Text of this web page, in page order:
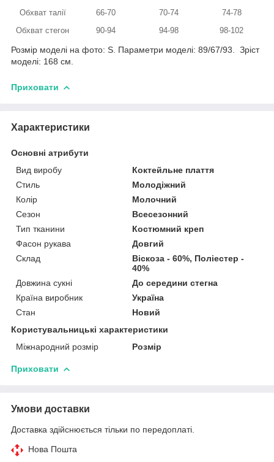
Обхват талії
66-70 70-74
74-78
Обхват стегон
90-94 94-98 98-102
Розмір моделі на фото: S. Параметри моделі: 89/67/93. Зріст
моделі: 168 см.
Приховати
Характеристики
Основні атрибути
Вид виробу
Коктейльне плаття
Стиль
Молодіжний
Колір
Молочний
Сезон
Всесезонний
Тип тканини
Костюмний креп
Фасон рукава
Довгий
Склад
Віскоза - 60%, Поліестер -
40%
Довжина сукні
До середини стегна
Країна виробник
Україна
Стан
Новий
Користувальницькі характеристики
Міжнародний розмір
Розмір
Приховати
Умови доставки
Доставка здійснюється тільки по передоплаті.
Нова Пошта